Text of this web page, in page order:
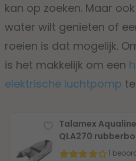
kan op zoeken. Maar
water wilt genieten of
roeien is dat mogelijk.
is het makkelijk om een
elektrische luchtpomp
Talamex Aqualine
QLA270
1